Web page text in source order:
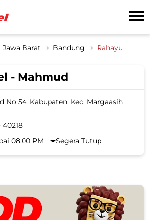
Jawa Barat Bandung Rahayu
- Mahmud
No 54, Kabupaten, Kec. Margaasih
40218
08:00 PM
Segera Tutup